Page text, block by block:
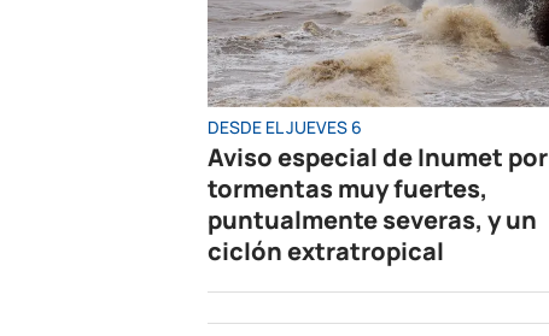
DESDE EL JUEVES 6
Aviso especial de Inumet por
tormentas muy fuertes,
puntualmente severas, y un
ciclón extratropical